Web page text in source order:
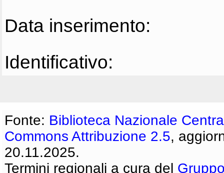
Data inserimento:
Identificativo:
Fonte: Biblioteca Nazionale
Commons Attribuzione 2.5,
20.11.2025.
Termini regionali a cura del